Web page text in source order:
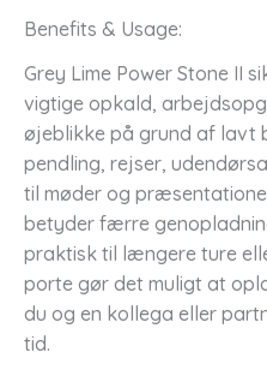
Benefits & Usage:
Grey Lime Power Stone II
vigtige opkald,
øjeblikke på grund af lavt
pendling, rejser,
til møder og
betyder færre
praktisk til længere ture
porte gør det muligt at
du og en kollega eller
tid.